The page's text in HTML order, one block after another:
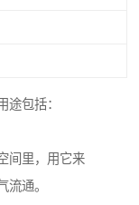
途包括：
间里，用它来
通。